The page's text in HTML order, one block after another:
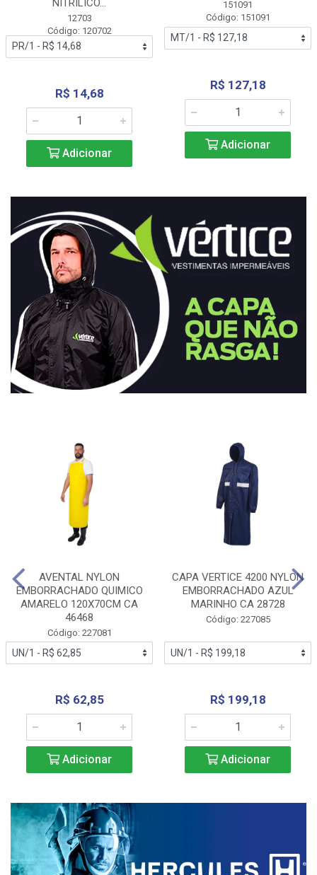
NITRÍLICO...
12703
Código: 120702
R$ 14,68
Adicionar
151091
Código: 151091
R$ 127,18
Adicionar
AVENTAL NYLON
EMBORRACHADO QUIMICO
AMARELO 120X70CM CA
46468
Código: 227081
R$ 62,85
Adicionar
CAPA VERTICE 4200 NYLON
EMBORRACHADO AZUL
MARINHO CA 28728
Código: 227085
R$ 199,18
Adicionar